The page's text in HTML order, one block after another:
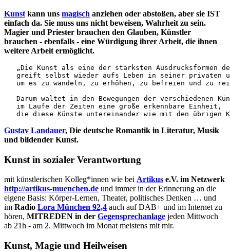
Kunst kann uns magisch anziehen oder abstoßen, aber sie IST
einfach da. Sie muss uns nicht beweisen, Wahrheit zu sein.
Magier und Priester brauchen den Glauben, Künstler
brauchen - ebenfalls - eine Würdigung ihrer Arbeit, die ihnen
weitere Arbeit ermöglicht.
„Die Kunst als eine der stärksten Ausdrucksformen
greift selbst wieder aufs Leben in seiner privaten
um es zu wandeln, zu erhöhen, zu befreien und zu
Darum waltet in den Bewegungen der verschiedenen
   im Laufe der Zeiten eine große erkennbare Einheit,
die diese Künste untereinander wie mit den übrigen
Gustav Landauer, Die deutsche Romantik in Literatur, Musik
und bildender Kunst.
Kunst in sozialer Verantwortung
mit künstlerischen Kolleg*innen wie bei Artikus e.V. im Netzwerk
http://artikus-muenchen.de und immer in der Erinnerung an die
eigene Basis: Körper-Lernen, Theater, politisches Denken … und
im Radio Lora München 92,4 auch auf DAB+ und im Internet zu
hören, MITREDEN in der Gegensprechanlage jeden Mittwoch
ab 21h - am 2. Mittwoch im Monat meistens mit mir.
Kunst, Magie und Heilweisen